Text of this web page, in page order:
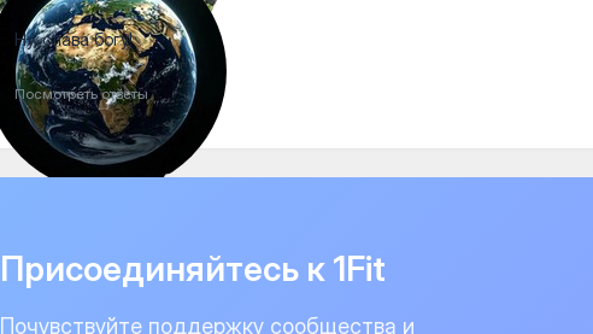
Ну, слава богу!
Посмотреть ответы
Присоединяйтесь к 1Fit
Почувствуйте поддержку сообщества и